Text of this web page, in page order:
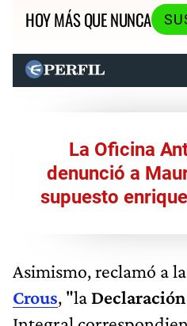
HOY MÁS QUE NUNCA
La Oficina
denunció a
supuesto
Asimismo, reclamó a
Crous, "la